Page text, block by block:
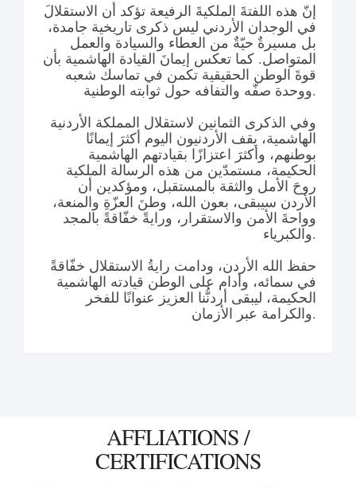
إنّ هذه اللفتةَ الملكيةَ الرفيعة تؤكد أن الاستقلالَ
في الوجدان الأردني ليس ذكرى تاريخية جامدة،
بل مسيرةٌ حيّةٌ من العطاء والسيادة والعمل
المتواصل. كما تعكس إيمانَ القيادة الهاشمية بأن
قوةَ الوطن الحقيقية تكمن في تماسك شعبه
ووحدة صفّه والتفافه حول ثوابته الوطنية.
وفي الذكرى الثمانين لاستقلال المملكة الأردنية
الهاشمية، يقف الأردنيون اليوم أكثرَ إيمانًا
بوطنهم، وأكثرَ اعتزازًا بقيادتهم الهاشمية
الحكيمة، مستمدّين من هذه الرسالة الملكية
روحَ الأمل والثقة بالمستقبل، ومؤكدين أن
الأردن سيبقى، بعون الله، وطنَ العزّةِ والمنعة،
وواحةَ الأمن والاستقرار، ورايةً خفّاقةً بالمجد
والكبرياء.
حفظ الله الأردن، ودامت رايةُ الاستقلال خفّاقةً
في سمائه، وأدام على الوطن قيادته الهاشمية
الحكيمة، ليبقى أردنُّنا العزيز عنوانًا للفخر
والكرامة عبر الأزمان.
AFFLIATIONS /
CERTIFICATIONS